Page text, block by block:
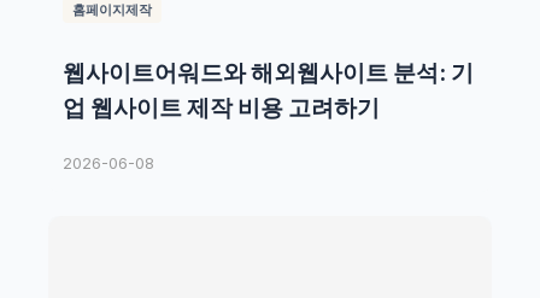
홈페이지제작
웹사이트어워드와 해외웹사이트 분석: 기
업 웹사이트 제작 비용 고려하기
2026-06-08